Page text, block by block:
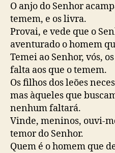
O anjo do Senhor
temem, e os livra.
Provai, e vede que o
aventurado o homem
Temei ao Senhor, vós,
falta aos que o temem.
Os filhos dos leões
mas àqueles que
nenhum faltará.
Vinde, meninos, ouvi-
temor do Senhor.
Quem é o homem que